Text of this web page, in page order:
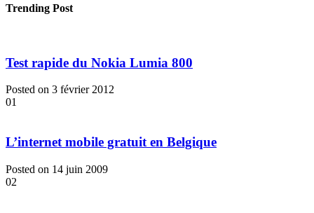
Trending Post
Test rapide du Nokia Lumia 800
Posted on 3 février 2012
01
L’internet mobile gratuit en Belgique
Posted on 14 juin 2009
02